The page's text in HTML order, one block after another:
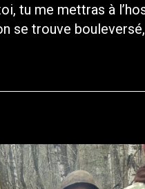
tu me mettras à
se trouve